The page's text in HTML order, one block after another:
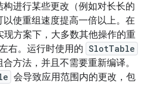
进行某些更改（例如对长长的
使重组速度提高一倍以上。在
现方案下，大多数其他操作的重
右。运行时使用的 SlotTable
方法，并且不需要重新编译。
会导致应用范围内的更改，包